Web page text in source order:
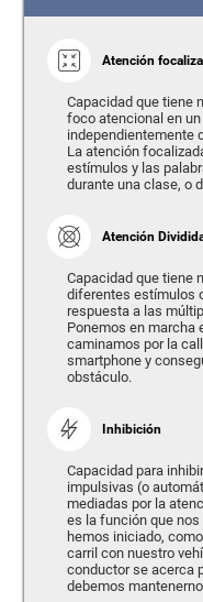
Atención
Capacidad que tiene
foco atencional en
independientemente
La atención
estímulos y las
durante una clase, o
Atención
Capacidad que tiene
diferentes estímulos
respuesta a las
Ponemos en marcha
caminamos por la
smartphone y
obstáculo.
Inhibición
Capacidad para
impulsivas (o
mediadas por la
es la función que
hemos iniciado,
carril con nuestro
conductor se acerca
debemos